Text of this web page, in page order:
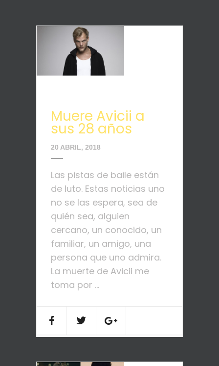
Muere Avicii a
sus 28 años
20 ABRIL, 2018
Las pistas de baile están
de luto. Estas noticias uno
no se las espera, sea de
quién sea, alguien
cercano, un conocido, un
familiar, un amigo, una
persona que uno admira.
La muerte de Avicii me
toma por ...